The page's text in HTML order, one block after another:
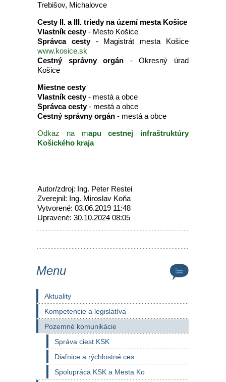
Trebišov, Michalovce
Cesty II. a III. triedy na území mesta Košice
Vlastník cesty- Mesto Košice
Správca cesty- Magistrát mesta Košice
www.kosice.sk
Cestný správny orgán - Okresný úrad
Košice
Miestne cesty
Vlastník cesty- mestá a obce
Správca cesty- mestá a obce
Cestný správny orgán - mestá a obce
Odkaz na mapu cestnej infraštruktúry
Košického kraja
Autor/zdroj: Ing. Peter Restei
Zverejnil: Ing. Miroslav Koňa
Vytvorené: 03.06.2019 11:48
Upravené: 30.10.2024 08:05
Menu
Aktuality
Kompetencie a legislatíva
Pozemné komunikácie
Správa ciest KSK
Diaľnice a rýchlostné ces
Spolupráca KSK a Mesta Ko